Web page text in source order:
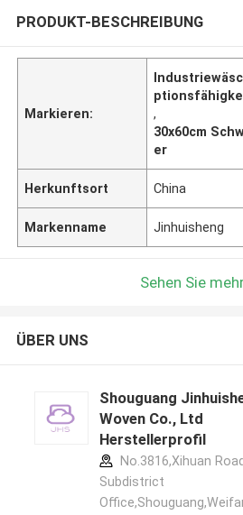
PRODUKT-BESCHREIBUNG
Markieren:
,
30x60cm
er
Herkunftsort China
Markenname Jinhuisheng
Sehen Sie
ÜBER UNS
Shouguang
Woven Co., Ltd
Herstellerprofil
No.3816,Xihuan
Subdistrict